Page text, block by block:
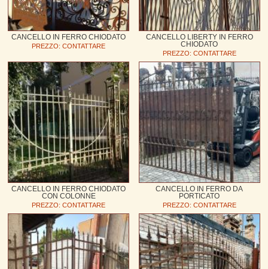
CANCELLO IN FERRO CHIODATO
PREZZO: CONTATTARE
CANCELLO LIBERTY IN FERRO
CHIODATO
PREZZO: CONTATTARE
CANCELLO IN FERRO CHIODATO
CON COLONNE
PREZZO: CONTATTARE
CANCELLO IN FERRO DA
PORTICATO
PREZZO: CONTATTARE